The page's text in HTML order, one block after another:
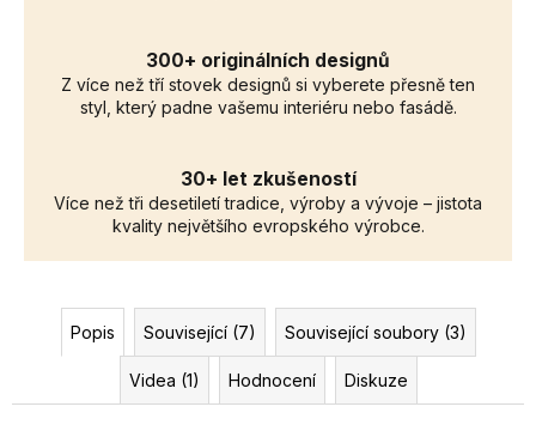
300+ originálních designů
Z více než tří stovek designů si vyberete přesně ten
styl, který padne vašemu interiéru nebo fasádě.
30+ let zkušeností
Více než tři desetiletí tradice, výroby a vývoje – jistota
kvality největšího evropského výrobce.
Popis Související (7) Související soubory (3)
Videa (1) Hodnocení Diskuze